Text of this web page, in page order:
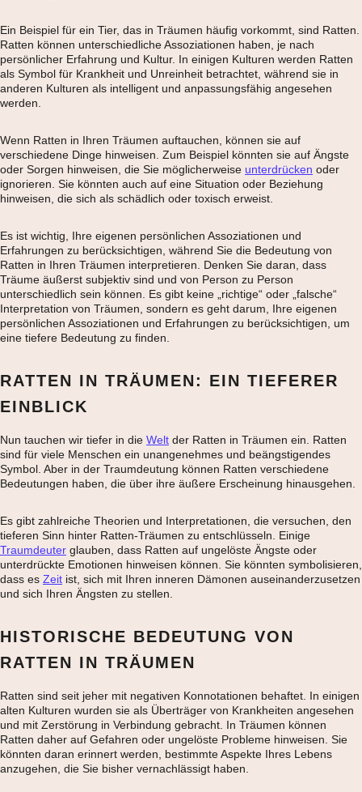
Ein Beispiel für ein Tier, das in Träumen häufig vorkommt, sind Ratten.
Ratten können unterschiedliche Assoziationen haben, je nach
persönlicher Erfahrung und Kultur. In einigen Kulturen werden Ratten
als Symbol für Krankheit und Unreinheit betrachtet, während sie in
anderen Kulturen als intelligent und anpassungsfähig angesehen
werden.
Wenn Ratten in Ihren Träumen auftauchen, können sie auf
verschiedene Dinge hinweisen. Zum Beispiel könnten sie auf Ängste
oder Sorgen hinweisen, die Sie möglicherweise unterdrücken oder
ignorieren. Sie könnten auch auf eine Situation oder Beziehung
hinweisen, die sich als schädlich oder toxisch erweist.
Es ist wichtig, Ihre eigenen persönlichen Assoziationen und
Erfahrungen zu berücksichtigen, während Sie die Bedeutung von
Ratten in Ihren Träumen interpretieren. Denken Sie daran, dass
Träume äußerst subjektiv sind und von Person zu Person
unterschiedlich sein können. Es gibt keine „richtige“ oder „falsche“
Interpretation von Träumen, sondern es geht darum, Ihre eigenen
persönlichen Assoziationen und Erfahrungen zu berücksichtigen, um
eine tiefere Bedeutung zu finden.
RATTEN IN TRÄUMEN: EIN TIEFERER
EINBLICK
Nun tauchen wir tiefer in die Welt der Ratten in Träumen ein. Ratten
sind für viele Menschen ein unangenehmes und beängstigendes
Symbol. Aber in der Traumdeutung können Ratten verschiedene
Bedeutungen haben, die über ihre äußere Erscheinung hinausgehen.
Es gibt zahlreiche Theorien und Interpretationen, die versuchen, den
tieferen Sinn hinter Ratten-Träumen zu entschlüsseln. Einige
Traumdeuter glauben, dass Ratten auf ungelöste Ängste oder
unterdrückte Emotionen hinweisen können. Sie könnten symbolisieren,
dass es Zeit ist, sich mit Ihren inneren Dämonen auseinanderzusetzen
und sich Ihren Ängsten zu stellen.
HISTORISCHE BEDEUTUNG VON
RATTEN IN TRÄUMEN
Ratten sind seit jeher mit negativen Konnotationen behaftet. In einigen
alten Kulturen wurden sie als Überträger von Krankheiten angesehen
und mit Zerstörung in Verbindung gebracht. In Träumen können
Ratten daher auf Gefahren oder ungelöste Probleme hinweisen. Sie
könnten daran erinnert werden, bestimmte Aspekte Ihres Lebens
anzugehen, die Sie bisher vernachlässigt haben.